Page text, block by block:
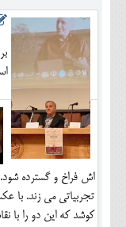
اش فراخ و گسترده
تجربیاتی می زند.
کوشد که این دو را با